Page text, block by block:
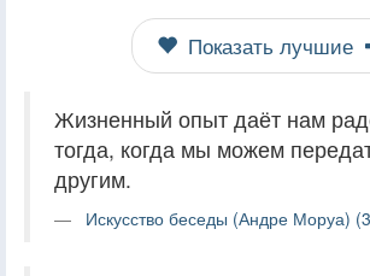
Показать лучшие
Жизненный опыт даёт нам
тогда, когда мы можем
другим.
Искусство беседы (Андре Моруа)